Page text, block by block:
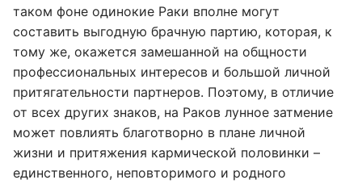
таком фоне одинокие Раки вполне могут
составить выгодную брачную партию, которая, к
тому же, окажется замешанной на общности
профессиональных интересов и большой личной
притягательности партнеров. Поэтому, в отличие
от всех других знаков, на Раков лунное затмение
может повлиять благотворно в плане личной
жизни и притяжения кармической половинки –
единственного, неповторимого и родного